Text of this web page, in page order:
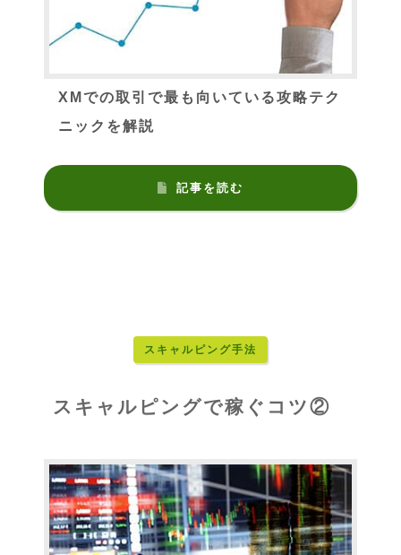
XMでの取引で最も向いている攻略テク
ニックを解説
記事を読む
スキャルピング手法
スキャルピングで稼ぐコツ②